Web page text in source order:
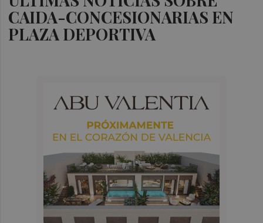
CAIDA-CONCESIONARIAS EN
PLAZA DEPORTIVA